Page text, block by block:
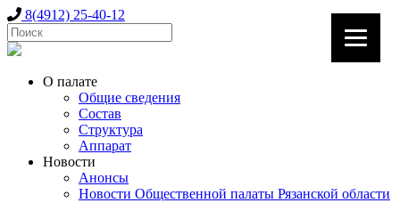
8(4912) 25-40-12
О палате
Общие сведения
Состав
Структура
Аппарат
Новости
Анонсы
Новости Общественной палаты Рязанской области